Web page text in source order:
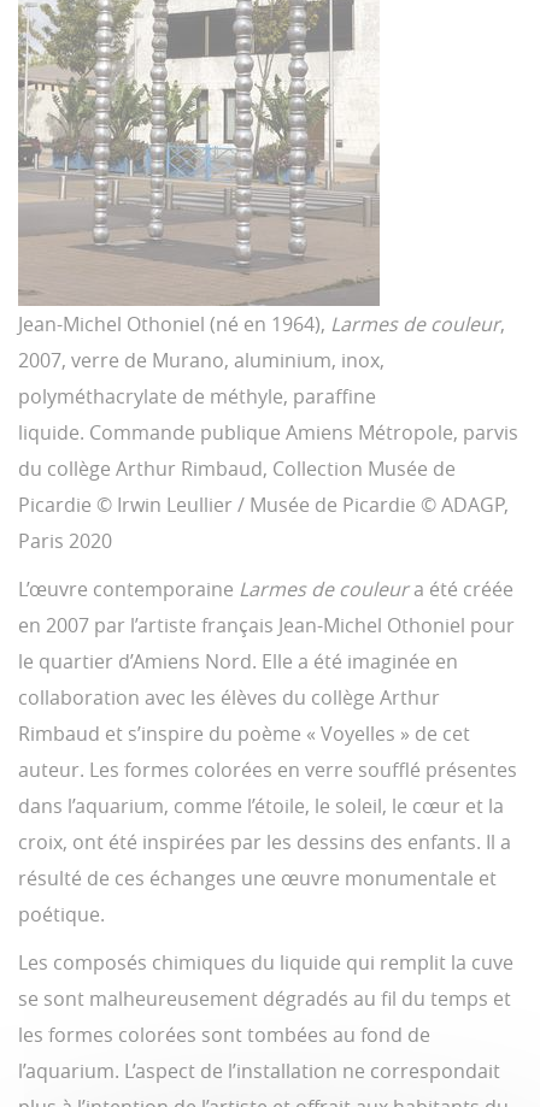
Jean-Michel Othoniel (né en 1964), Larmes de couleur,
2007, verre de Murano, aluminium, inox,
polyméthacrylate de méthyle, paraffine
liquide. Commande publique Amiens Métropole, parvis
du collège Arthur Rimbaud, Collection Musée de
Picardie © Irwin Leullier / Musée de Picardie © ADAGP,
Paris 2020
L’œuvre contemporaine Larmes de couleura été créée
en 2007 par l’artiste français Jean-Michel Othoniel pour
le quartier d’Amiens Nord. Elle a été imaginée en
collaboration avec les élèves du collège Arthur
Rimbaud et s’inspire du poème « Voyelles » de cet
auteur. Les formes colorées en verre soufflé présentes
dans l’aquarium, comme l’étoile, le soleil, le cœur et la
croix, ont été inspirées par les dessins des enfants. Il a
résulté de ces échanges une œuvre monumentale et
poétique.
Les composés chimiques du liquide qui remplit la cuve
se sont malheureusement dégradés au fil du temps et
les formes colorées sont tombées au fond de
l’aquarium. L’aspect de l’installation ne correspondait